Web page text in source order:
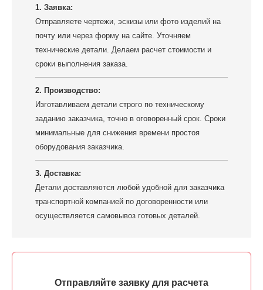
1. Заявка:
Отправляете чертежи, эскизы или фото изделий на
почту или через форму на сайте. Уточняем
технические детали. Делаем расчет стоимости и
сроки выполнения заказа.
2. Производство:
Изготавливаем детали строго по техническому
заданию заказчика, точно в оговоренный срок. Сроки
минимальные для снижения времени простоя
оборудования заказчика.
3. Доставка:
Детали доставляются любой удобной для заказчика
транспортной компанией по договоренности или
осуществляется самовывоз готовых деталей.
Отправляйте заявку для расчета